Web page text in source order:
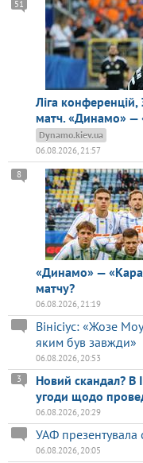
Ліга
матч. «Динамо» —
51
Dynamo.kiev.ua
06.08.2026, 21:57
«Динамо» —
матчу?
8
06.08.2026, 21:19
Вінісіус: «Жозе
яким був завжди»
06.08.2026, 20:53
Новий скандал? В
угоди щодо
3
06.08.2026, 20:29
УАФ презентувала
06.08.2026, 20:05